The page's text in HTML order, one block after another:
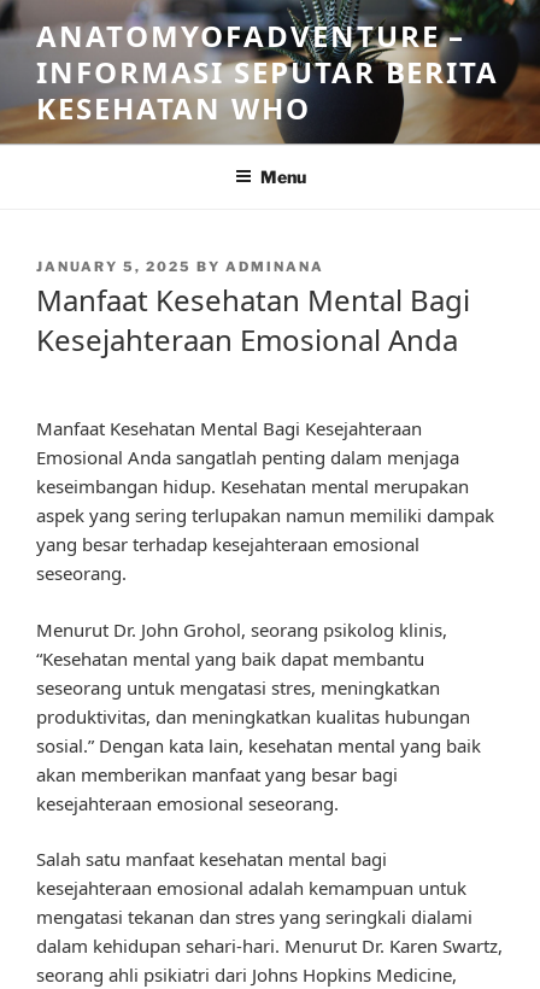
Skip
to
content
ANATOMYOFADVENTURE –
INFORMASI SEPUTAR BERITA
KESEHATAN WHO
Menu
POSTED
JANUARY 5, 2025 BY ADMINANA
Manfaat Kesehatan Mental Bagi
Kesejahteraan Emosional Anda
Manfaat Kesehatan Mental Bagi Kesejahteraan
Emosional Anda sangatlah penting dalam menjaga
keseimbangan hidup. Kesehatan mental merupakan
aspek yang sering terlupakan namun memiliki dampak
yang besar terhadap kesejahteraan emosional
seseorang.
Menurut Dr. John Grohol, seorang psikolog klinis,
“Kesehatan mental yang baik dapat membantu
seseorang untuk mengatasi stres, meningkatkan
produktivitas, dan meningkatkan kualitas hubungan
sosial.” Dengan kata lain, kesehatan mental yang baik
akan memberikan manfaat yang besar bagi
kesejahteraan emosional seseorang.
Salah satu manfaat kesehatan mental bagi
kesejahteraan emosional adalah kemampuan untuk
mengatasi tekanan dan stres yang seringkali dialami
dalam kehidupan sehari-hari. Menurut Dr. Karen Swartz,
seorang ahli psikiatri dari Johns Hopkins Medicine,